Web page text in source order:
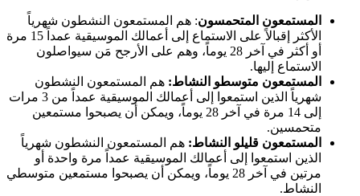
المستمعون المتحمسون: هم المستمعون النشطون شهرياً
الأكثر إقبالاً على الاستماع إلى أعمالك الموسيقية عمداً 15 مرة
أو أكثر في آخر 28 يوماً، وهم على الأرجح مَن سيواصلون
الاستماع إليها.
المستمعون متوسطو النشاط: هم المستمعون النشطون
شهرياً الذين استمعوا إلى أعمالك الموسيقية عمداً من 3 مرات
إلى 14 مرة في آخر 28 يوماً، ويمكن أن يصبحوا مستمعين
متحمسين.
المستمعون قليلو النشاط: هم المستمعون النشطون شهرياً
الذين استمعوا إلى أعمالك الموسيقية عمداً مرة واحدة أو
مرتين في آخر 28 يوماً، ويمكن أن يصبحوا مستمعين متوسطي
النشاط.